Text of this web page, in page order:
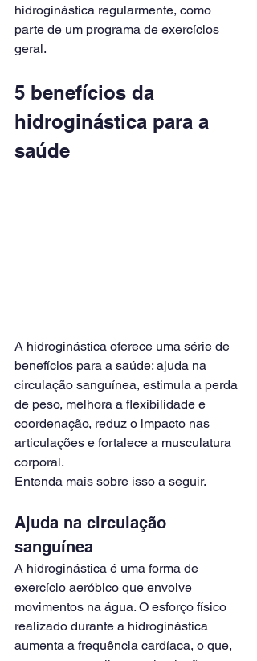
hidroginástica regularmente, como
parte de um programa de exercícios
geral.
5 benefícios da
hidroginástica para a
saúde
A hidroginástica oferece uma série de
benefícios para a saúde: ajuda na
circulação sanguínea, estimula a perda
de peso, melhora a flexibilidade e
coordenação, reduz o impacto nas
articulações e fortalece a musculatura
corporal.
Entenda mais sobre isso a seguir.
Ajuda na circulação
sanguínea
A hidroginástica é uma forma de
exercício aeróbico que envolve
movimentos na água. O esforço físico
realizado durante a hidroginástica
aumenta a frequência cardíaca, o que,